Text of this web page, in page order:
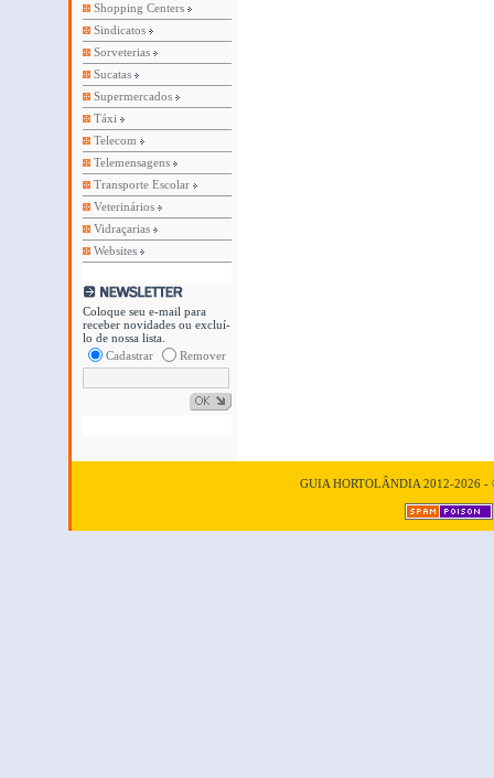
Shopping Centers
Sindicatos
Sorveterias
Sucatas
Supermercados
Táxi
Telecom
Telemensagens
Transporte Escolar
Veterinários
Vidraçarias
Websites
Coloque seu e-mail para
receber novidades ou excluí-
lo de nossa lista.
Cadastrar
Remover
GUIA HORTOLÂNDIA 2012-2026 -